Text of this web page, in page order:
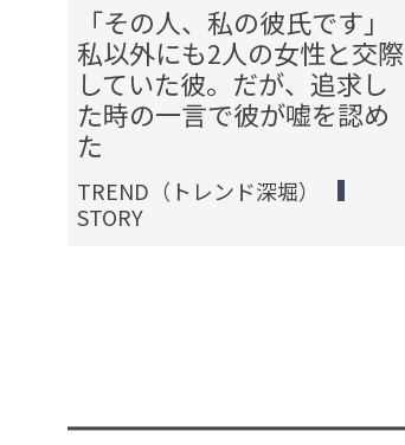
「その人、私の彼氏です」
私以外にも2人の女性と交際
していた彼。だが、追求し
た時の一言で彼が嘘を認め
た
TREND（トレンド深堀）
STORY